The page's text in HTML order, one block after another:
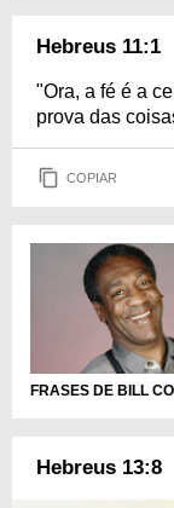
Hebreus 11:1
"Ora, a fé é a
prova das
COPIAR
FRASES DE BILL
Hebreus 13:8